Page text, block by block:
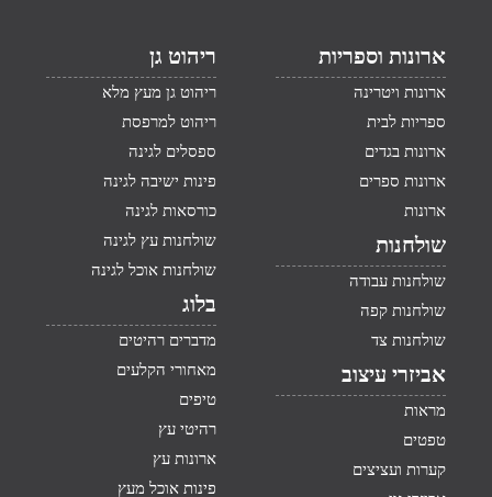
ארונות וספריות
ארונות ויטרינה
ספריות לבית
ארונות בגדים
ארונות ספרים
ארונות
שולחנות
שולחנות עבודה
שולחנות קפה
שולחנות צד
אביזרי עיצוב
מראות
טפטים
קערות ועציצים
ריהוט גן
ריהוט גן מעץ מלא
ריהוט למרפסת
ספסלים לגינה
פינות ישיבה לגינה
כורסאות לגינה
שולחנות עץ לגינה
שולחנות אוכל לגינה
בלוג
מדברים רהיטים
מאחורי הקלעים
טיפים
רהיטי עץ
ארונות עץ
פינות אוכל מעץ